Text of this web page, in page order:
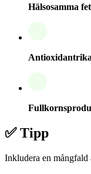
Hälsosamma
✅ Tipp
Inkludera en